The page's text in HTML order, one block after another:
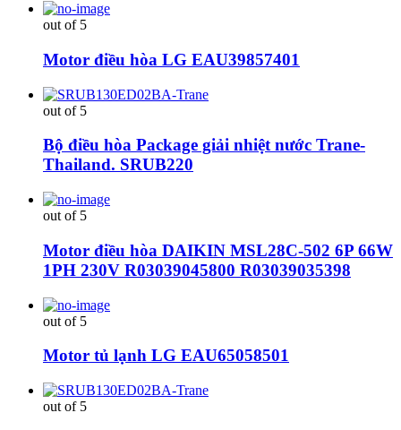
out of 5
Motor điều hòa LG EAU39857401
out of 5
Bộ điều hòa Package giải nhiệt nước Trane-
Thailand. SRUB220
out of 5
Motor điều hòa DAIKIN MSL28C-502 6P 66W
1PH 230V R03039045800 R03039035398
out of 5
Motor tủ lạnh LG EAU65058501
out of 5